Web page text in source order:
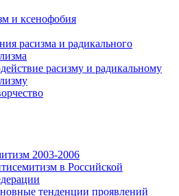
и ксенофобия
расизма и радикального
расизму и радикальному
2003-2006
в Российской
тенденции проявлений